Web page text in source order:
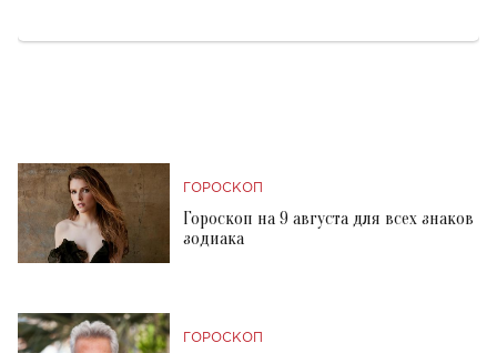
ГОРОСКОП
Гороскоп на 9 августа для всех знаков
зодиака
ГОРОСКОП